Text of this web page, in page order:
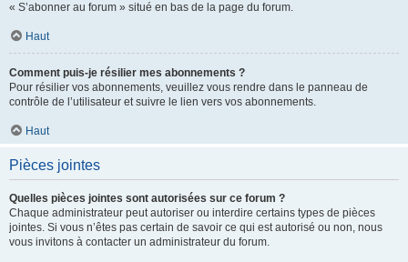
« S’abonner au forum » situé en bas de la page du forum.
Haut
Comment puis-je résilier mes abonnements ?
Pour résilier vos abonnements, veuillez vous rendre dans le panneau de
contrôle de l’utilisateur et suivre le lien vers vos abonnements.
Haut
Pièces jointes
Quelles pièces jointes sont autorisées sur ce forum ?
Chaque administrateur peut autoriser ou interdire certains types de pièces
jointes. Si vous n’êtes pas certain de savoir ce qui est autorisé ou non, nous
vous invitons à contacter un administrateur du forum.